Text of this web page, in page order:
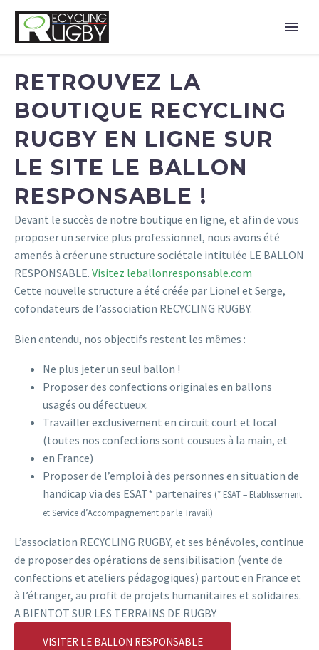
RETROUVEZ LA
BOUTIQUE RECYCLING
RUGBY EN LIGNE SUR
LE SITE LE BALLON
RESPONSABLE !
Devant le succès de notre boutique en ligne, et afin de vous
proposer un service plus professionnel, nous avons été
amenés à créer une structure sociétale intitulée LE BALLON
RESPONSABLE. Visitez leballonresponsable.com
Cette nouvelle structure a été créée par Lionel et Serge,
cofondateurs de l’association RECYCLING RUGBY.
Bien entendu, nos objectifs restent les mêmes :
Ne plus jeter un seul ballon !
Proposer des confections originales en ballons
usagés ou défectueux.
Travailler exclusivement en circuit court et local
(toutes nos confections sont cousues à la main, et
en France)
Proposer de l’emploi à des personnes en situation de
handicap via des ESAT* partenaires (* ESAT = Etablissement
et Service d’Accompagnement par le Travail)
L’association RECYCLING RUGBY, et ses bénévoles, continue
de proposer des opérations de sensibilisation (vente de
confections et ateliers pédagogiques) partout en France et
à l’étranger, au profit de projets humanitaires et solidaires.
A BIENTOT SUR LES TERRAINS DE RUGBY
VISITER LE BALLON RESPONSABLE